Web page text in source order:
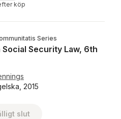
köp
Series
Social Security Law, 6th
2015
slut